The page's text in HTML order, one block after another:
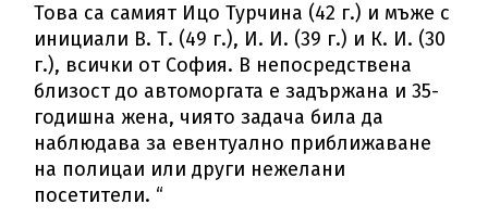
Това са самият Ицо Турчина (42 г.) и мъже с
инициали В. Т. (49 г.), И. И. (39 г.) и К. И. (30
г.), всички от София. В непосредствена
близост до автоморгата е задържана и 35-
годишна жена, чиято задача била да
наблюдава за евентуално приближаване
на полицаи или други нежелани
посетители. “